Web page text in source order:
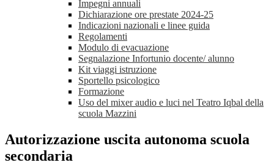
Impegni annuali
Dichiarazione ore prestate 2024-25
Indicazioni nazionali e linee guida
Regolamenti
Modulo di evacuazione
Segnalazione Infortunio docente/ alunno
Kit viaggi istruzione
Sportello psicologico
Formazione
Uso del mixer audio e luci nel Teatro Iqbal della
scuola Mazzini
Autorizzazione uscita autonoma scuola
secondaria